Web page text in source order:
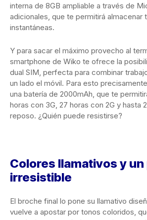
interna de 8GB ampliable a través de
adicionales, que te permitirá almacenar
instantáneas.
Y para sacar el máximo provecho al
smartphone de Wiko te ofrece la
dual SIM, perfecta para combinar
un lado el móvil. Para esto
una batería de 2000mAh, que te
horas con 3G, 27 horas con 2G y hasta
reposo. ¿Quién puede resistirse?
Colores llamativos y
irresistible
El broche final lo pone su llamativo
vuelve a apostar por tonos coloridos,